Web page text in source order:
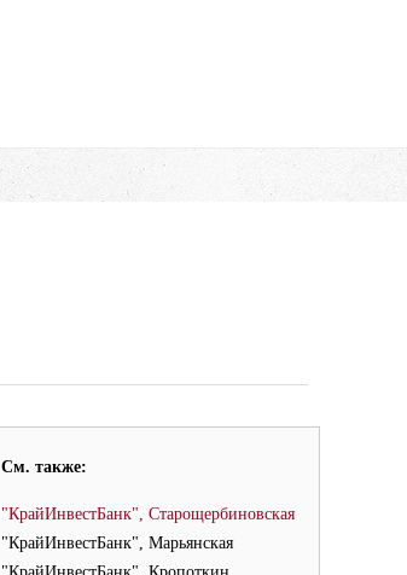
См. также:
"КрайИнвестБанк", Старощербиновская
"КрайИнвестБанк", Марьянская